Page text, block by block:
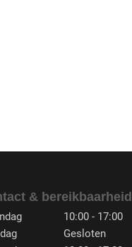
& bereikbaarheid
10:00 - 17:00
Gesloten